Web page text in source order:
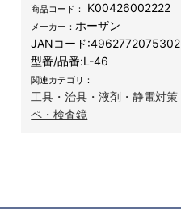
商品コード： K00426002222
メーカー：ホーザン
JANコード:4962772075302
型番/品番:L-46
関連カテゴリ：
工具・治具・液剤・静電対策
ペ・検査鏡